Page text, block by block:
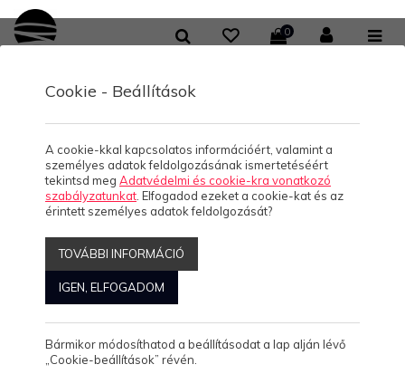
0
BEAUTIFUL-TOP
BEAUTIFUL-TOP
4.490 Ft/db
Cookie - Beállítások
A cookie-kkal kapcsolatos információért, valamint a
személyes adatok feldolgozásának ismertetéséért
tekintsd meg Adatvédelmi és cookie-kra vonatkozó
szabályzatunkat . Elfogadod ezeket a cookie-kat és az
érintett személyes adatok feldolgozását?
TOVÁBBI INFORMÁCIÓ
IGEN, ELFOGADOM
Bármikor módosíthatod a beállításodat a lap alján lévő
„Cookie-beállítások” révén.